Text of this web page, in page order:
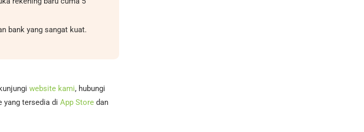
bank yang sangat kuat.
website kami, hubungi
yang tersedia di App Store dan